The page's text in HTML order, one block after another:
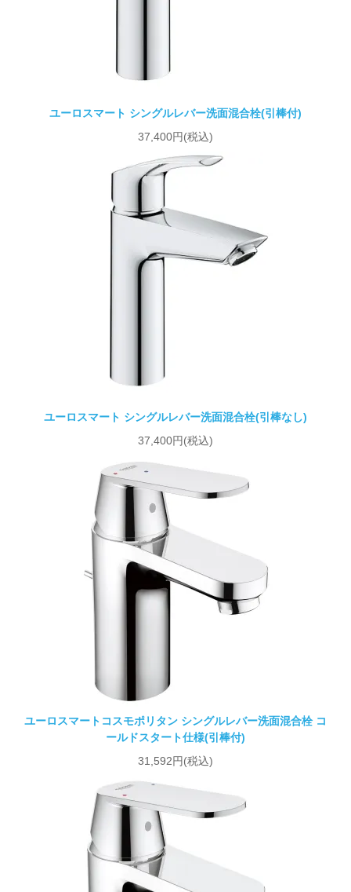
ユーロスマート シングルレバー洗面混合栓(引棒付)
37,400円(税込)
ユーロスマート シングルレバー洗面混合栓(引棒なし)
37,400円(税込)
ユーロスマートコスモポリタン シングルレバー洗面混合栓 コ
ールドスタート仕様(引棒付)
31,592円(税込)